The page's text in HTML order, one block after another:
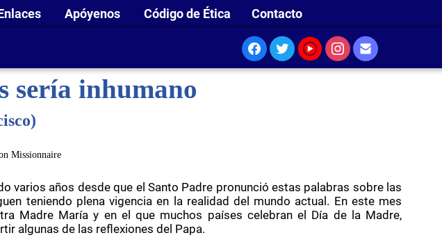
Apóyenos Código de Ética Contacto
sería inhumano
Missionnaire
varios años desde que el Santo Padre pronunció estas palabras sobre las
teniendo plena vigencia en la realidad del mundo actual. En este mes
Madre María y en el que muchos países celebran el Día de la Madre,
algunas de las reflexiones del Papa.